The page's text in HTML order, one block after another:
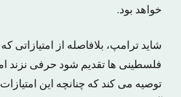
خواهد بود.
شاید ترامپ، بلافاصله از امتیازاتی
فلسطینی ها تقدیم شود حرفی نزند
توصیه می کند که چنانچه این